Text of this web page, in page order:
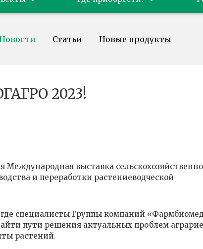
Статьи Новые продукты
2023!
Международная выставка
и переработки растениеводческой
специалисты Группы компаний
пути решения актуальных проблем
растений.